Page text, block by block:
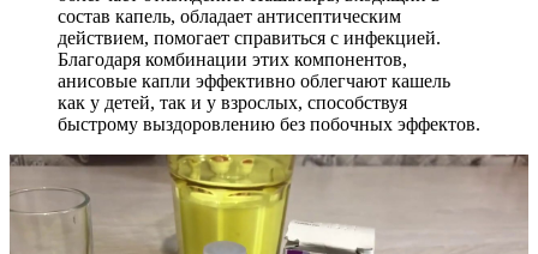
состав капель, обладает антисептическим
действием, помогает справиться с инфекцией.
Благодаря комбинации этих компонентов,
анисовые капли эффективно облегчают кашель
как у детей, так и у взрослых, способствуя
быстрому выздоровлению без побочных эффектов.